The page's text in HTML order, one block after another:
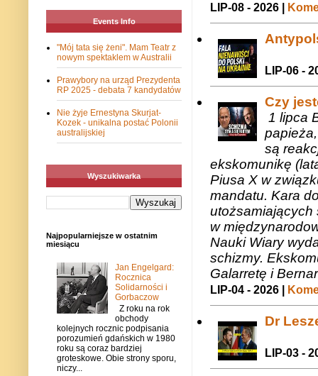
LIP-08 - 2026 |
LIP-06 -
Czy
1 lipca
są
ekskomunikę
Piusa X w
mandatu. Kara
utożsamiających
w
Nauki Wiary
schizmy.
Galarretę i
LIP-04 - 2026 |
Dr
LIP-03 -
Events Info
"Mój tata się żeni". Mam Teatr z
nowym spektaklem w Australii
Prawybory na urząd Prezydenta
RP 2025 - debata 7 kandydatów
Nie żyje Ernestyna Skurjat-
Kozek - unikalna postać Polonii
australijskiej
Wyszukiwarka
Najpopularniejsze w ostatnim
miesiącu
Jan Engelgard:
Rocznica
Solidarności i
Gorbaczow
Z roku na rok
obchody
kolejnych rocznic podpisania
porozumień gdańskich w 1980
roku są coraz bardziej
groteskowe. Obie strony sporu,
niczy...